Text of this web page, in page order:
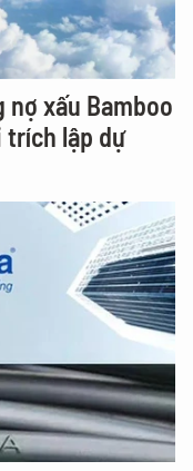
nợ xấu Bamboo
trích lập dự